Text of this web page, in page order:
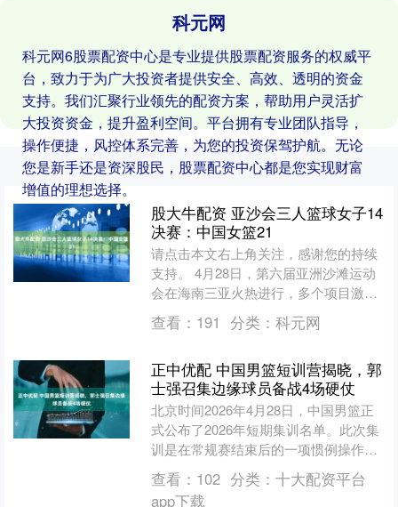
科元网
科元网6股票配资中心是专业提供股票配资服务的权威平
台，致力于为广大投资者提供安全、高效、透明的资金
支持。我们汇聚行业领先的配资方案，帮助用户灵活扩
大投资资金，提升盈利空间。平台拥有专业团队指导，
操作便捷，风控体系完善，为您的投资保驾护航。无论
您是新手还是资深股民，股票配资中心都是您实现财富
增值的理想选择。
股大牛配资 亚沙会三人篮球女子14
决赛：中国女篮21
请点击本文右上角关注，感谢您的持续
支持。 4月28日，第六届亚洲沙滩运动
会在海南三亚火热进行，多个项目激烈
竞逐中备受关注的三人篮球女子1/4决赛
也顺利打响。中国....
查看： 191 分类： 科元网
正中优配 中国男篮短训营揭晓，郭
士强召集边缘球员备战4场硬仗
北京时间2026年4月28日，中国男篮正
式公布了2026年短期集训名单。此次集
训是在常规赛结束后的一项惯例操作，
主要目的是发掘潜力新人和锤炼年轻力
量，为未来国家....
查看： 102 分类： 十大配资平台
app下载